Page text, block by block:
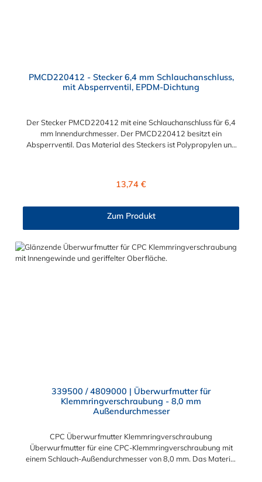
PMCD220412 - Stecker 6,4 mm Schlauchanschluss,
mit Absperrventil, EPDM-Dichtung
Der Stecker PMCD220412 mit eine Schlauchanschluss für 6,4
mm Innendurchmesser. Der PMCD220412 besitzt ein
Absperrventil. Das Material des Steckers ist Polypropylen und
und MC- Serie kombinieren.
Regulärer Preis:
13,74 €
Zum Produkt
339500 / 4809000 | Überwurfmutter für
Klemmringverschraubung - 8,0 mm
Außendurchmesser
CPC Überwurfmutter Klemmringverschraubung
Überwurfmutter für eine CPC-Klemmringverschraubung mit
einem Schlauch-Außendurchmesser von 8,0 mm. Das Material